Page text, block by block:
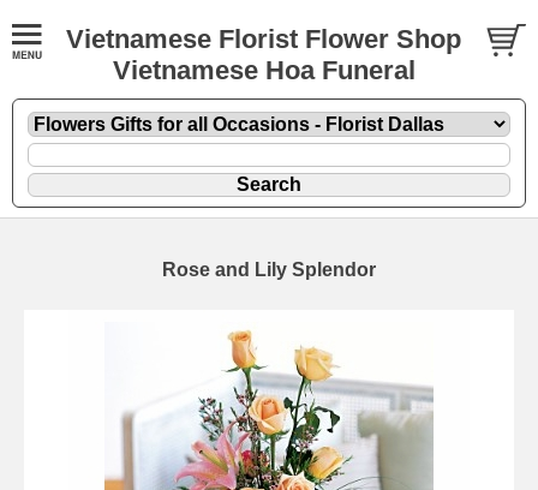
Vietnamese Florist Flower Shop
Vietnamese Hoa Funeral
Rose and Lily Splendor